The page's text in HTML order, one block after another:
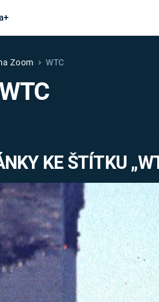
VÁLEČNÉ
a
FILMY
REALITA
Zoom WTC
KE ŠTÍTKU